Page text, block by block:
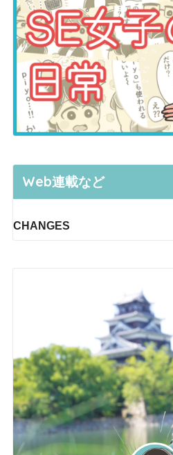
Web連載など
CHANGES